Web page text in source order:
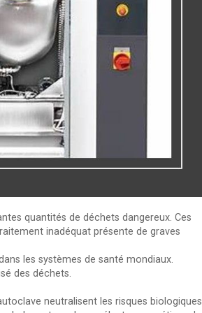
quantités de déchets dangereux. Ces
inadéquat présente de graves
les systèmes de santé mondiaux.
des déchets.
neutralisent les risques biologiques